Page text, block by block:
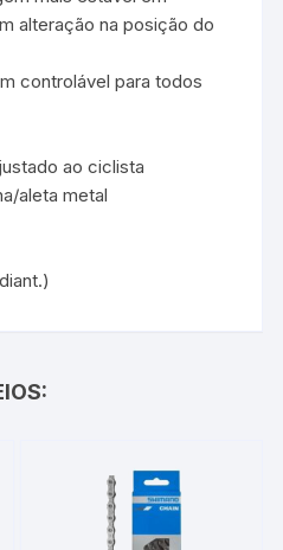
alteração na posição do
controlável para todos
ao ciclista
aleta metal